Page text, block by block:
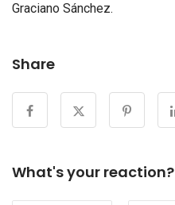
Graciano Sánchez.
Share
What's your reaction?